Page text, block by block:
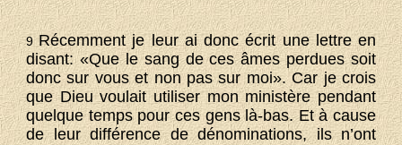
9Récemment je leur ai donc écrit une lettre en
disant: «Que le sang de ces âmes perdues soit
donc sur vous et non pas sur moi». Car je crois
que Dieu voulait utiliser mon ministère pendant
quelque temps pour ces gens là-bas. Et à cause
de leur différence de dénominations, ils n’ont